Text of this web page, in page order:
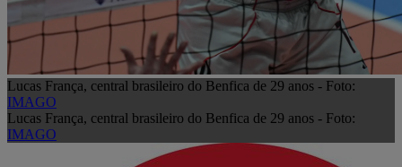
Lucas França, central brasileiro do Benfica de 29 anos - Foto:
IMAGO
Lucas França, central brasileiro do Benfica de 29 anos - Foto:
IMAGO